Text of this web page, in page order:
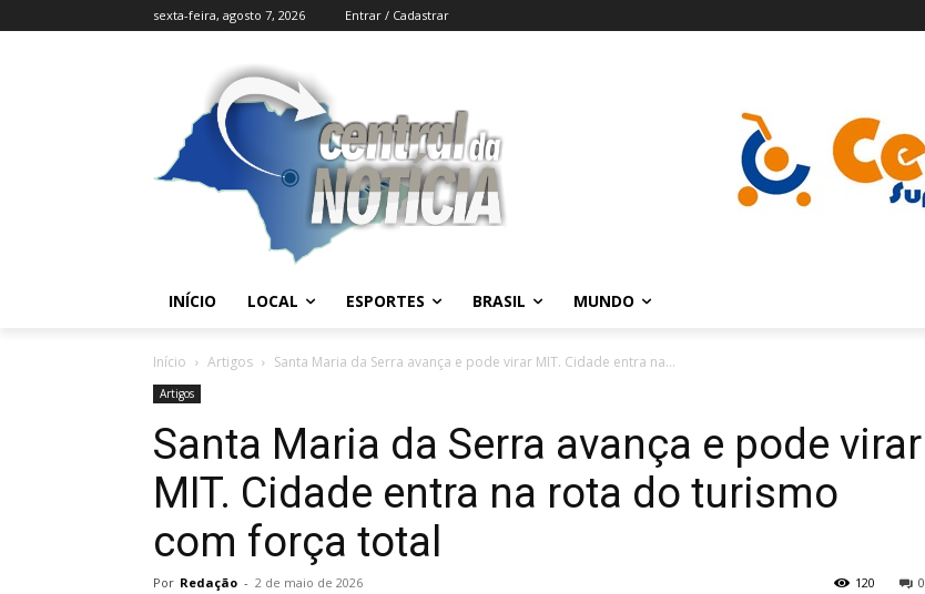
sexta-feira, agosto 7, 2026 Entrar / Cadastrar
INÍCIO LOCAL ESPORTES BRASIL MUNDO
Início Artigos Santa Maria da Serra avança e pode virar MIT. Cidade entra na...
Artigos
Santa Maria da Serra avança e pode virar
MIT. Cidade entra na rota do turismo
com força total
Por Redação - 2 de maio de 2026 0
120